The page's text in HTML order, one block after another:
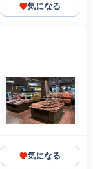
気になる
気になる